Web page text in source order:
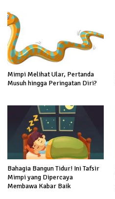
Mimpi Melihat Ular, Pertanda
Musuh hingga Peringatan Diri?
Bahagia Bangun Tidur! Ini Tafsir
Mimpi yang Dipercaya
Membawa Kabar Baik